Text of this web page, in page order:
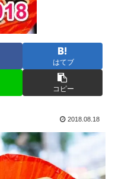
はてブ
コピー
2018.08.18